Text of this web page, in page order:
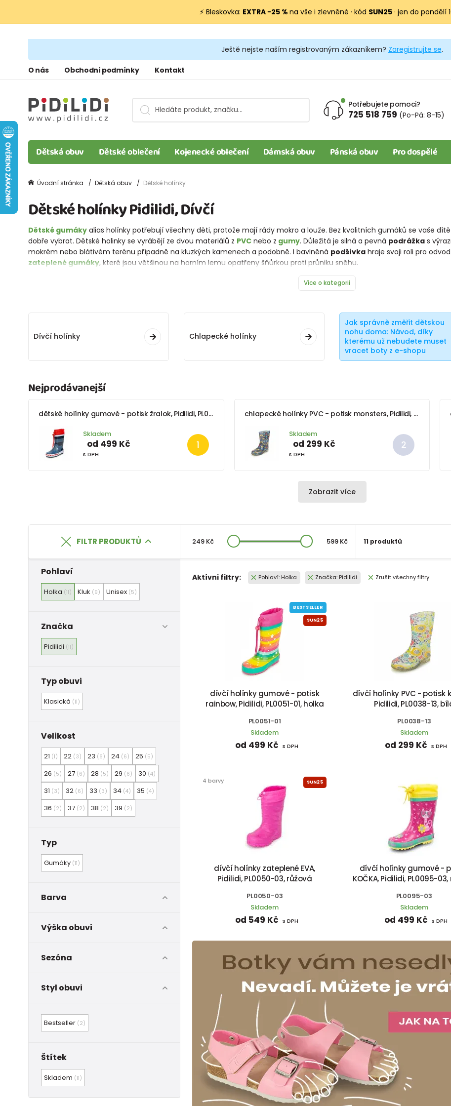
⚡ Bleskovka: EXTRA −25 % na vše i zlevněné · kód SUN25 · jen do pondělí
Ještě nejste naším registrovaným zákazníkem? Zaregistrujte se.
O nás Obchodní podmínky Kontakt
Potřebujete pomoci?
725 518 759 (Po-Pá: 8-15)
Dětská obuv Dětské oblečení Kojenecké oblečení Dámská obuv Pánská obuv Pro dospělé
Úvodní stránka Dětská obuv Dětské holínky
Dětské holínky Pidilidi, Dívčí
Dětské gumáky alias holínky potřebují všechny děti, protože mají rády mokro a louže. Bez kvalitních gumáků se vaše
dobře vybrat. Dětské holinky se vyrábějí ze dvou materiálů z PVC nebo z gumy. Důležitá je silná a pevná podrážka s
mokrém nebo blátivém terénu případně na kluzkých kamenech a podobně. I bavlněná podšívka hraje svoji roli pro
zateplené gumáky, které jsou většinou na horním lemu opatřeny šňůrkou proti průniku sněhu.
Více o kategorii
Dívčí holínky Chlapecké holínky
Jak správně změřit dětskou
nohu doma: Návod, díky
kterému už nebudete muset
vracet boty z e-shopu
Nejprodávanejší
dětské holínky gumové - potisk žralok, Pidilidi, PL0044-04, modrá
Skladem
od 499 Kč
s DPH
chlapecké holínky PVC - potisk monsters, Pidilidi, PL0040-04, modrá
Skladem
od 299 Kč
s DPH
Zobrazit více
FILTR PRODUKTŮ 11 produktů
Pohlaví
Holka (11) Kluk (9) Unisex (5)
Značka
Pidilidi (11)
Typ obuvi
Klasická (11)
Velikost
21 (1) 22 (3) 23 (6) 24 (6) 25 (5)
26 (5) 27 (6) 28 (5) 29 (6) 30 (4)
31 (3) 32 (6) 33 (3) 34 (4) 35 (4)
36 (2) 37 (2) 38 (2) 39 (2)
Typ
Gumáky (11)
Barva
Výška obuvi
Sezóna
Styl obuvi
Bestseller (2)
Štítek
Skladem (11)
249 Kč 599 Kč
Aktívni filtry: Pohlaví: Holka Značka: Pidilidi Zrušit všechny filtry
BESTSELLER
SUN25
dívčí holínky gumové - potisk
rainbow, Pidilidi, PL0051-01, holka
PL0051-01
Skladem
od 499 Kč s DPH
dívčí holínky PVC - potisk
Pidilidi, PL0038-13,
PL0038-13
Skladem
od 299 Kč s DPH
4 barvy SUN25
dívčí holínky zateplené EVA,
Pidilidi, PL0050-03, růžová
PL0050-03
Skladem
od 549 Kč s DPH
dívčí holínky gumové -
KOČKA, Pidilidi, PL0095-
PL0095-03
Skladem
od 499 Kč s DPH